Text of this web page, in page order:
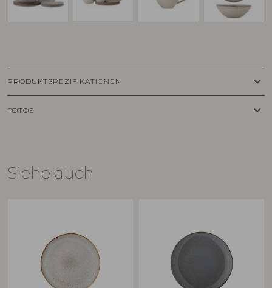
PRODUKTSPEZIFIKATIONEN keyboard_arrow_down
FOTOS keyboard_arrow_down
Siehe auch